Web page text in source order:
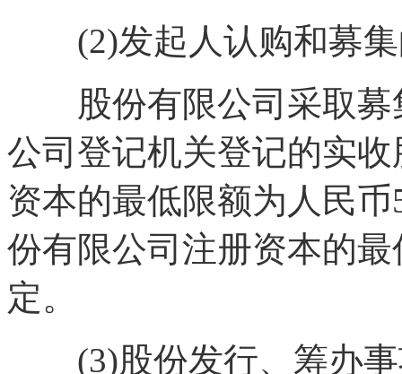
(2)发起人认购和募集
股份有限公司采取募
公司登记机关登记的实
资本的最低限额为人民
份有限公司注册资本的
定。
(3)股份发行、筹办事